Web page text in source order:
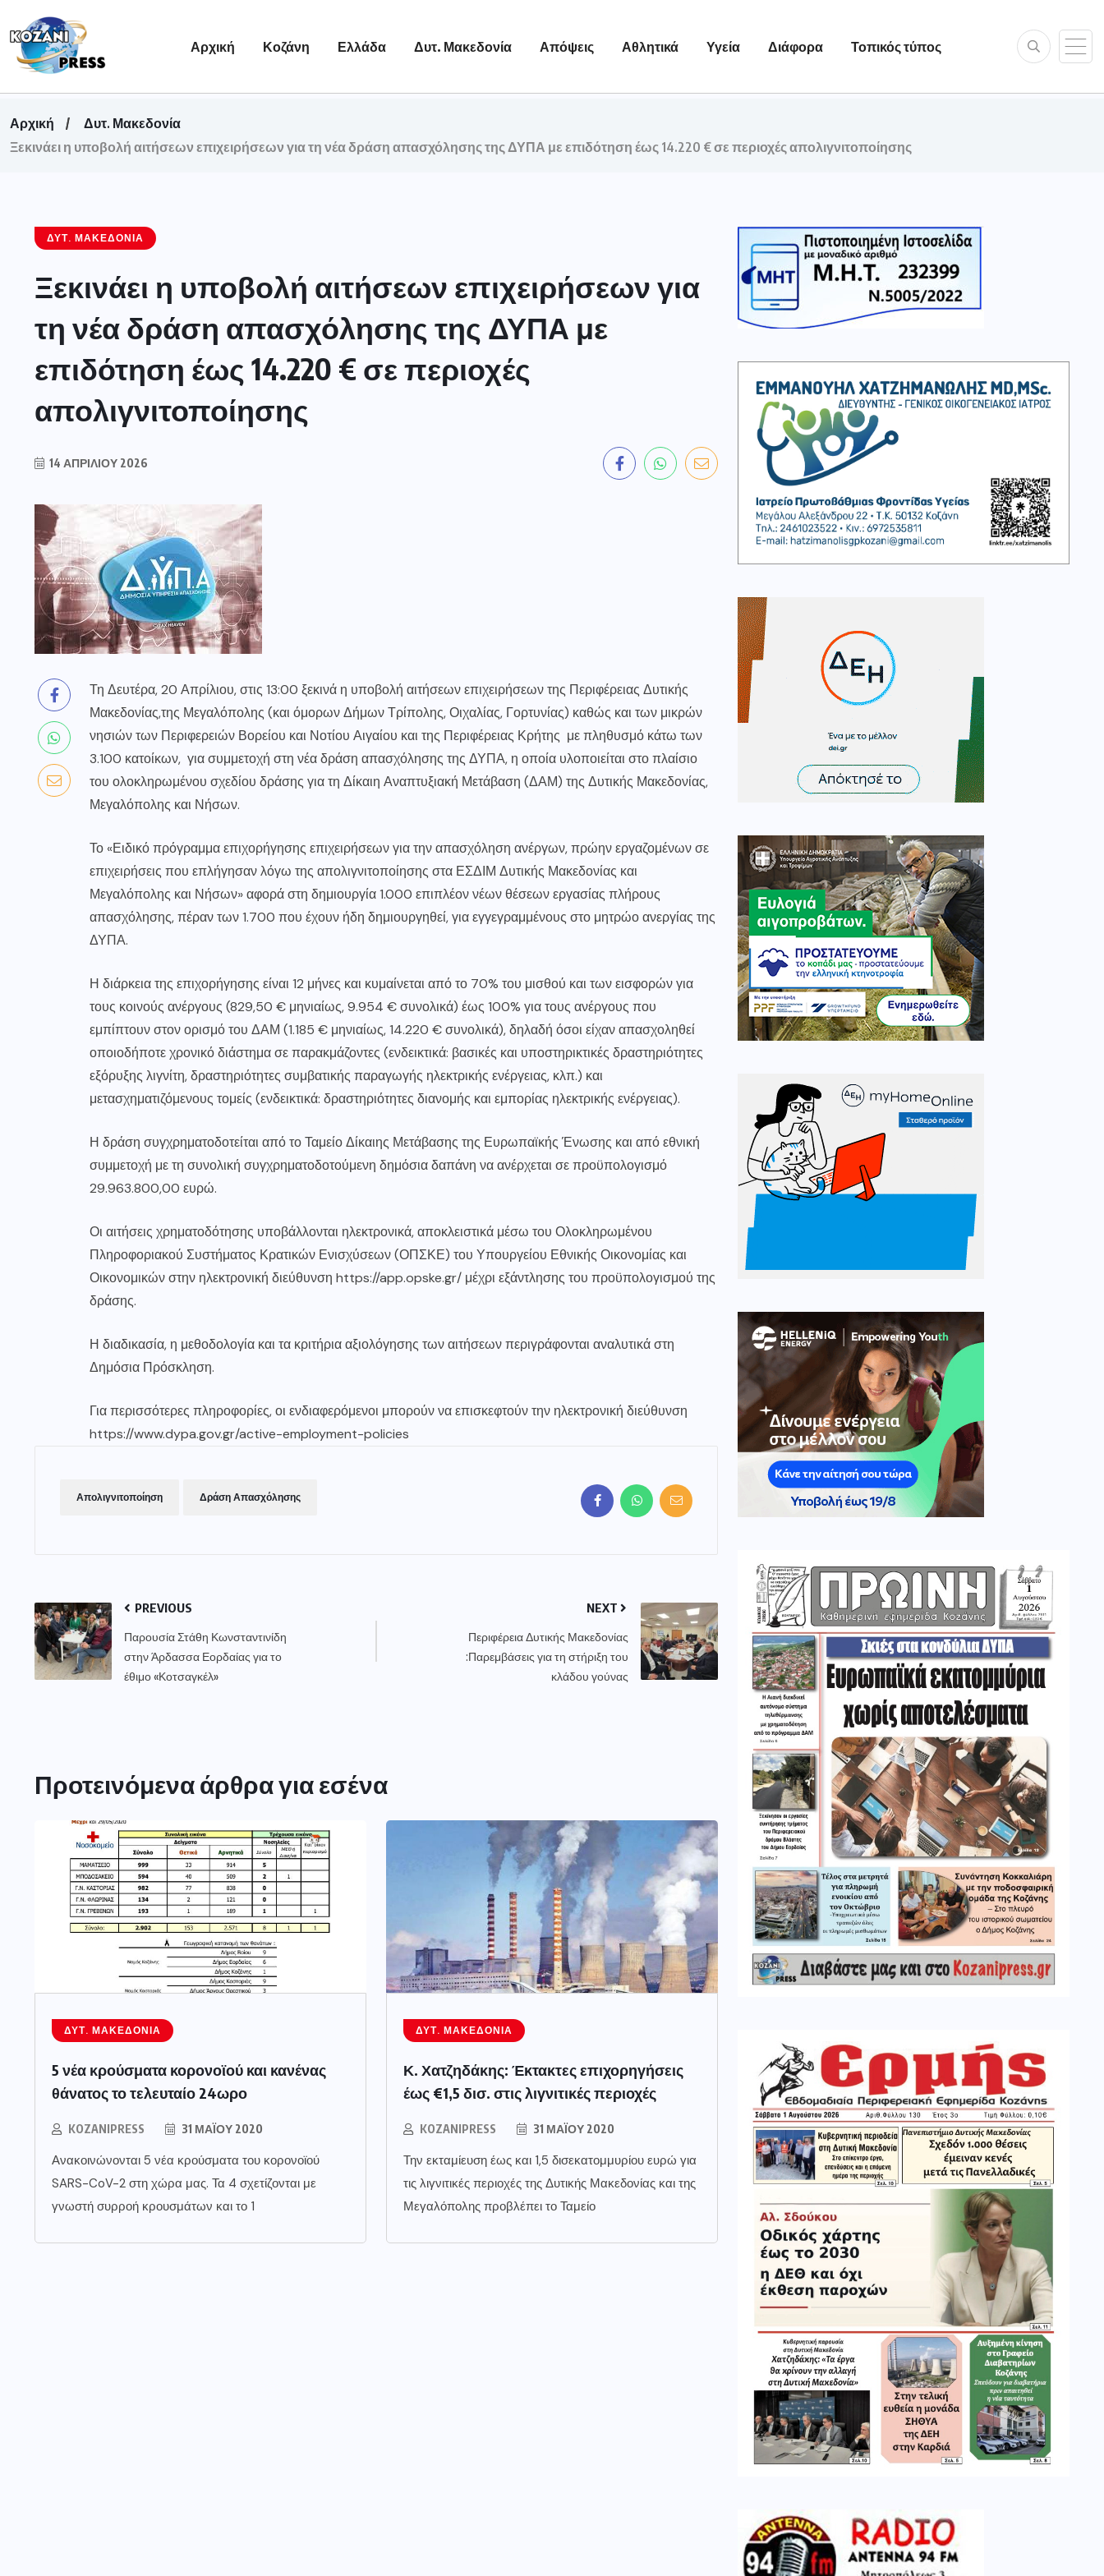
Αρχική Κοζάνη Ελλάδα Δυτ. Μακεδονία Απόψεις Αθλητικά Υγεία Διάφορα Τοπικός τύπος
Αρχική
Δυτ. Μακεδονία
Ξεκινάει η υποβολή αιτήσεων επιχειρήσεων για τη νέα δράση απασχόλησης της ΔΥΠΑ με επιδότηση έως 14.220 € σε περιοχές απολιγνιτοποίησης
ΔΥΤ. ΜΑΚΕΔΟΝΊΑ
Ξεκινάει η υποβολή αιτήσεων επιχειρήσεων για
τη νέα δράση απασχόλησης της ΔΥΠΑ με
επιδότηση έως 14.220 € σε περιοχές
απολιγνιτοποίησης
14 ΑΠΡΙΛΊΟΥ 2026
Τη Δευτέρα, 20 Απρίλιου, στις 13:00 ξεκινά η υποβολή αιτήσεων επιχειρήσεων της Περιφέρειας Δυτικής
Μακεδονίας,της Μεγαλόπολης (και όμορων Δήμων Τρίπολης, Οιχαλίας, Γορτυνίας) καθώς και των μικρών
νησιών των Περιφερειών Βορείου και Νοτίου Αιγαίου και της Περιφέρειας Κρήτης με πληθυσμό κάτω των
3.100 κατοίκων, για συμμετοχή στη νέα δράση απασχόλησης της ΔΥΠΑ, η οποία υλοποιείται στο πλαίσιο
του ολοκληρωμένου σχεδίου δράσης για τη Δίκαιη Αναπτυξιακή Μετάβαση (ΔΑΜ) της Δυτικής Μακεδονίας,
Μεγαλόπολης και Νήσων.
Το «Ειδικό πρόγραμμα επιχορήγησης επιχειρήσεων για την απασχόληση ανέργων, πρώην εργαζομένων σε
επιχειρήσεις που επλήγησαν λόγω της απολιγνιτοποίησης στα ΕΣΔΙΜ Δυτικής Μακεδονίας και
Μεγαλόπολης και Νήσων» αφορά στη δημιουργία 1.000 επιπλέον νέων θέσεων εργασίας πλήρους
απασχόλησης, πέραν των 1.700 που έχουν ήδη δημιουργηθεί, για εγγεγραμμένους στο μητρώο ανεργίας της
ΔΥΠΑ.
Η διάρκεια της επιχορήγησης είναι 12 μήνες και κυμαίνεται από το 70% του μισθού και των εισφορών για
τους κοινούς ανέργους (829,50 € μηνιαίως, 9.954 € συνολικά) έως 100% για τους ανέργους που
εμπίπτουν στον ορισμό του ΔΑΜ (1.185 € μηνιαίως, 14.220 € συνολικά), δηλαδή όσοι είχαν απασχοληθεί
οποιοδήποτε χρονικό διάστημα σε παρακμάζοντες (ενδεικτικά: βασικές και υποστηρικτικές δραστηριότητες
εξόρυξης λιγνίτη, δραστηριότητες συμβατικής παραγωγής ηλεκτρικής ενέργειας, κλπ.) και
μετασχηματιζόμενους τομείς (ενδεικτικά: δραστηριότητες διανομής και εμπορίας ηλεκτρικής ενέργειας).
Η δράση συγχρηματοδοτείται από το Ταμείο Δίκαιης Μετάβασης της Ευρωπαϊκής Ένωσης και από εθνική
συμμετοχή με τη συνολική συγχρηματοδοτούμενη δημόσια δαπάνη να ανέρχεται σε προϋπολογισμό
29.963.800,00 ευρώ.
Οι αιτήσεις χρηματοδότησης υποβάλλονται ηλεκτρονικά, αποκλειστικά μέσω του Ολοκληρωμένου
Πληροφοριακού Συστήματος Κρατικών Ενισχύσεων (ΟΠΣΚΕ) του Υπουργείου Εθνικής Οικονομίας και
Οικονομικών στην ηλεκτρονική διεύθυνση https://app.opske.gr/ μέχρι εξάντλησης του προϋπολογισμού της
δράσης.
Η διαδικασία, η μεθοδολογία και τα κριτήρια αξιολόγησης των αιτήσεων περιγράφονται αναλυτικά στη
Δημόσια Πρόσκληση.
Για περισσότερες πληροφορίες, οι ενδιαφερόμενοι μπορούν να επισκεφτούν την ηλεκτρονική διεύθυνση
https://www.dypa.gov.gr/active-employment-policies
Απολιγνιτοποίηση Δράση Απασχόλησης
PREVIOUS
Παρουσία Στάθη Κωνσταντινίδη
στην Άρδασσα Εορδαίας για το
έθιμο «Κοτσαγκέλ»
NEXT
Περιφέρεια Δυτικής Μακεδονίας
:Παρεμβάσεις για τη στήριξη του
κλάδου γούνας
Προτεινόμενα άρθρα για εσένα
ΔΥΤ. ΜΑΚΕΔΟΝΊΑ
5 νέα κρούσματα κορονοϊού και κανένας
θάνατος το τελευταίο 24ωρο
KOZANIPRESS 31 ΜΑΪ́ΟΥ 2020
Ανακοινώνονται 5 νέα κρούσματα του κορονοϊού
SARS-CoV-2 στη χώρα μας. Τα 4 σχετίζονται με
γνωστή συρροή κρουσμάτων και το 1
ΔΥΤ. ΜΑΚΕΔΟΝΊΑ
Κ. Χατζηδάκης: Έκτακτες επιχορηγήσεις
έως €1,5 δισ. στις λιγνιτικές περιοχές
KOZANIPRESS 31 ΜΑΪ́ΟΥ 2020
Την εκταμίευση έως και 1,5 δισεκατομμυρίου ευρώ για
τις λιγνιτικές περιοχές της Δυτικής Μακεδονίας και της
Μεγαλόπολης προβλέπει το Ταμείο